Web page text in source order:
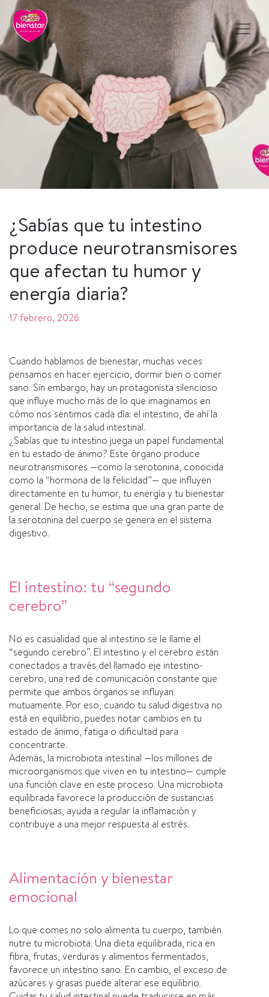
¿Sabías que tu intestino
produce neurotransmisores
que afectan tu humor y
energía diaria?
17 febrero, 2026
Cuando hablamos de bienestar, muchas veces
pensamos en hacer ejercicio, dormir bien o comer
sano. Sin embargo, hay un protagonista silencioso
que influye mucho más de lo que imaginamos en
cómo nos sentimos cada día: el intestino, de ahí la
importancia de la salud intestinal.
¿Sabías que tu intestino juega un papel fundamental
en tu estado de ánimo? Este órgano produce
neurotransmisores —como la serotonina, conocida
como la “hormona de la felicidad”— que influyen
directamente en tu humor, tu energía y tu bienestar
general. De hecho, se estima que una gran parte de
la serotonina del cuerpo se genera en el sistema
digestivo.
El intestino: tu “segundo
cerebro”
No es casualidad que al intestino se le llame el
“segundo cerebro”. El intestino y el cerebro están
conectados a través del llamado eje intestino-
cerebro, una red de comunicación constante que
permite que ambos órganos se influyan
mutuamente. Por eso, cuando tu salud digestiva no
está en equilibrio, puedes notar cambios en tu
estado de ánimo, fatiga o dificultad para
concentrarte.
Además, la microbiota intestinal —los millones de
microorganismos que viven en tu intestino— cumple
una función clave en este proceso. Una microbiota
equilibrada favorece la producción de sustancias
beneficiosas, ayuda a regular la inflamación y
contribuye a una mejor respuesta al estrés.
Alimentación y bienestar
emocional
Lo que comes no solo alimenta tu cuerpo, también
nutre tu microbiota. Una dieta equilibrada, rica en
fibra, frutas, verduras y alimentos fermentados,
favorece un intestino sano. En cambio, el exceso de
azúcares y grasas puede alterar ese equilibrio.